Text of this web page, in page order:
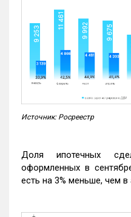
Источник: Росреестр
Доля ипотечных
оформленных в
есть на 3% меньше, чем в